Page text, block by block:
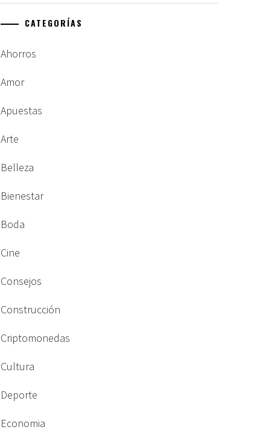
CATEGORÍAS
Ahorros
Amor
Apuestas
Arte
Belleza
Bienestar
Boda
Cine
Consejos
Construcción
Criptomonedas
Cultura
Deporte
Economia